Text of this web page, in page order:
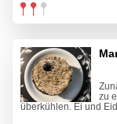
zu
überkühlen. Ei und